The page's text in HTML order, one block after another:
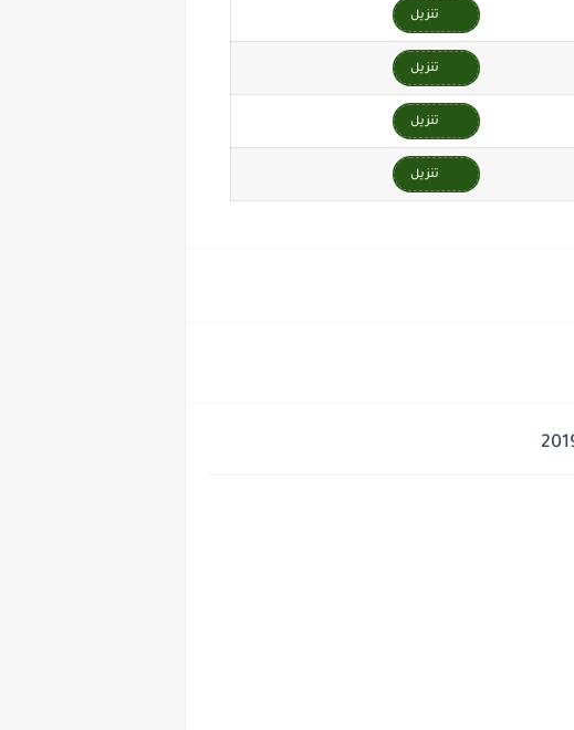
تنزيل
تنزيل
تنزيل
تنزيل